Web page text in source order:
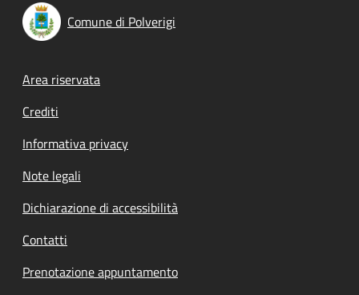
Comune di Polverigi
Footer menu
Area riservata
Crediti
Informativa privacy
Note legali
Dichiarazione di accessibilità
Contatti
Prenotazione appuntamento